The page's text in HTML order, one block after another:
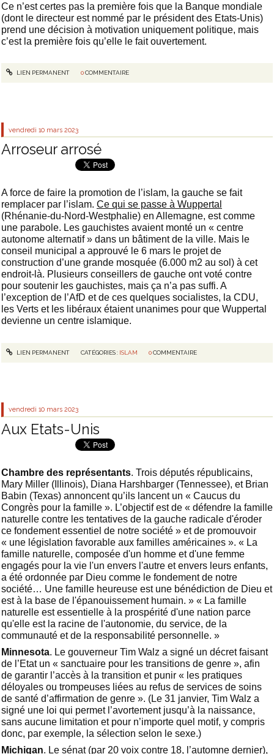
Ce n’est certes pas la première fois que la Banque mondiale
(dont le directeur est nommé par le président des Etats-Unis)
prend une décision à motivation uniquement politique, mais
c’est la première fois qu’elle le fait ouvertement.
LIEN PERMANENT 0COMMENTAIRE
vendredi 10 mars 2023
Arroseur arrosé
A force de faire la promotion de l’islam, la gauche se fait
remplacer par l’islam. Ce qui se passe à Wuppertal
(Rhénanie-du-Nord-Westphalie) en Allemagne, est comme
une parabole. Les gauchistes avaient monté un « centre
autonome alternatif » dans un bâtiment de la ville. Mais le
conseil municipal a approuvé le 6 mars le projet de
construction d’une grande mosquée (6.000 m2 au sol) à cet
endroit-là. Plusieurs conseillers de gauche ont voté contre
pour soutenir les gauchistes, mais ça n’a pas suffi. A
l’exception de l’AfD et de ces quelques socialistes, la CDU,
les Verts et les libéraux étaient unanimes pour que Wuppertal
devienne un centre islamique.
LIEN PERMANENT CATÉGORIES : ISLAM 0COMMENTAIRE
vendredi 10 mars 2023
Aux Etats-Unis
Chambre des représentants. Trois députés républicains,
Mary Miller (Illinois), Diana Harshbarger (Tennessee), et Brian
Babin (Texas) annoncent qu’ils lancent un « Caucus du
Congrès pour la famille ». L’objectif est de « défendre la famille
naturelle contre les tentatives de la gauche radicale d'éroder
ce fondement essentiel de notre société » et de promouvoir
« une législation favorable aux familles américaines ». « La
famille naturelle, composée d'un homme et d'une femme
engagés pour la vie l'un envers l'autre et envers leurs enfants,
a été ordonnée par Dieu comme le fondement de notre
société… Une famille heureuse est une bénédiction de Dieu et
est à la base de l'épanouissement humain. » « La famille
naturelle est essentielle à la prospérité d'une nation parce
qu'elle est la racine de l'autonomie, du service, de la
communauté et de la responsabilité personnelle. »
Minnesota. Le gouverneur Tim Walz a signé un décret faisant
de l’Etat un « sanctuaire pour les transitions de genre », afin
de garantir l’accès à la transition et punir « les pratiques
déloyales ou trompeuses liées au refus de services de soins
de santé d’affirmation de genre ». (Le 31 janvier, Tim Walz a
signé une loi qui permet l’avortement jusqu’à la naissance,
sans aucune limitation et pour n’importe quel motif, y compris
donc, par exemple, la sélection selon le sexe.)
Michigan. Le sénat (par 20 voix contre 18, l’automne dernier),